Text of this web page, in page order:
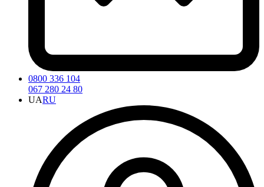
0800 336 104
067 280 24 80
UARU